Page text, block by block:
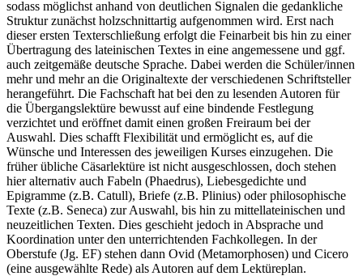
sodass möglichst anhand von deutlichen Signalen die gedankliche
Struktur zunächst holzschnittartig aufgenommen wird. Erst nach
dieser ersten Texterschließung erfolgt die Feinarbeit bis hin zu einer
Übertragung des lateinischen Textes in eine angemessene und ggf.
auch zeitgemäße deutsche Sprache. Dabei werden die Schüler/innen
mehr und mehr an die Originaltexte der verschiedenen Schriftsteller
herangeführt. Die Fachschaft hat bei den zu lesenden Autoren für
die Übergangslektüre bewusst auf eine bindende Festlegung
verzichtet und eröffnet damit einen großen Freiraum bei der
Auswahl. Dies schafft Flexibilität und ermöglicht es, auf die
Wünsche und Interessen des jeweiligen Kurses einzugehen. Die
früher übliche Cäsarlektüre ist nicht ausgeschlossen, doch stehen
hier alternativ auch Fabeln (Phaedrus), Liebesgedichte und
Epigramme (z.B. Catull), Briefe (z.B. Plinius) oder philosophische
Texte (z.B. Seneca) zur Auswahl, bis hin zu mittellateinischen und
neuzeitlichen Texten. Dies geschieht jedoch in Absprache und
Koordination unter den unterrichtenden Fachkollegen. In der
Oberstufe (Jg. EF) stehen dann Ovid (Metamorphosen) und Cicero
(eine ausgewählte Rede) als Autoren auf dem Lektüreplan.